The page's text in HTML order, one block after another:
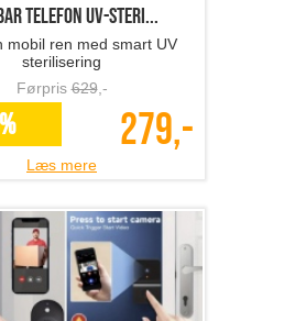
telefon UV-steri...
mobil ren med smart UV
sterilisering
Førpris629,-
279,-
Læs mere